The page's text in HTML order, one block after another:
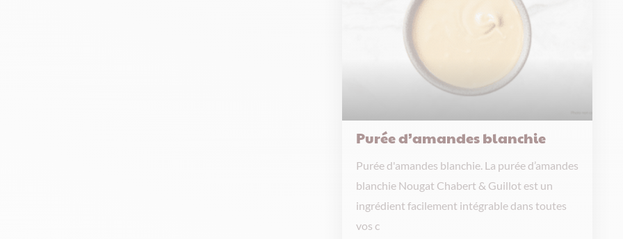
Purée d’amandes blanchie
Purée d'amandes blanchie. La purée d’amandes
blanchie Nougat Chabert & Guillot est un
ingrédient facilement intégrable dans toutes
vos c